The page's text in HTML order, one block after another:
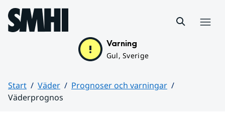
Hoppa till sidans innehåll
Varning
Gul, Sverige
Start Väder
Prognoser och varningar
Väderprognos